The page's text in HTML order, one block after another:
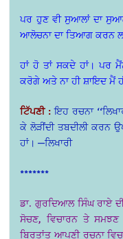
ਪਰ ਹੁਣ ਵੀ ਸੁਆਲਾਂ ਦਾ
ਆਲੋਚਨਾ ਦਾ ਤਿਆਗ ਕਰਨ
ਹਾਂ ਹੋ ਤਾਂ ਸਕਦੇ ਹਾਂ। ਪਰ
ਕਰੋਗੇ ਅਤੇ ਨਾ ਹੀ ਸ਼ਾਇਦ ਮੈਂ
ਟਿੱਪਣੀ : ਇਹ ਰਚਨਾ
ਕੇ ਲੋੜੀਂਦੀ ਤਬਦੀਲੀ ਕਰਨ
ਹਾਂ। —ਲਿਖਾਰੀ
*******
ਡਾ. ਗੁਰਦਿਆਲ ਸਿੰਘ ਰਾਏ
ਸੋਚਣ, ਵਿਚਾਰਨ ਤੇ ਸਮਝਣ
ਬਿਰਤਾਂਤ ਆਪਣੀ ਰਚਨਾ